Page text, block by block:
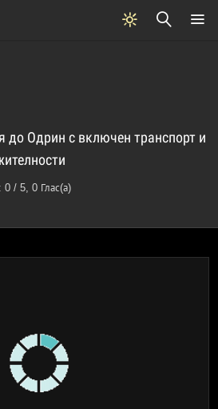
до Одрин с включен транспорт и
0 /5,0 Глас(а)